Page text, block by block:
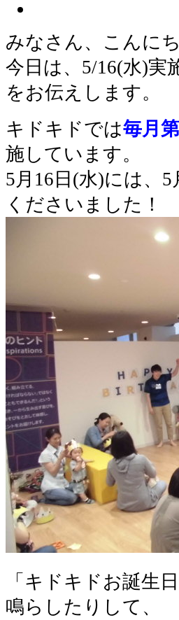
みなさん、こんにち
今日は、5/16(水)実
をお伝えします。
キドキドでは毎月
施しています。
5月16日(水)には、
くださいました！
「キドキドお誕生
鳴らしたりして、